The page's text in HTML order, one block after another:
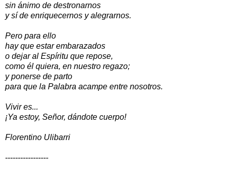
sin ánimo de destronarnos
y sí de enriquecernos y alegrarnos.
Pero para ello
hay que estar embarazados
o dejar al Espíritu que repose,
como él quiera, en nuestro regazo;
y ponerse de parto
para que la Palabra acampe entre nosotros.
Vivir es...
¡Ya estoy, Señor, dándote cuerpo!
Florentino Ulibarri
-----------------